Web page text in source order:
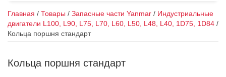
Главная / Товары / Запасные части Yanmar / Индустриальные
двигатели L100, L90, L75, L70, L60, L50, L48, L40, 1D75, 1D84 /
Кольца поршня стандарт
Кольца поршня стандарт